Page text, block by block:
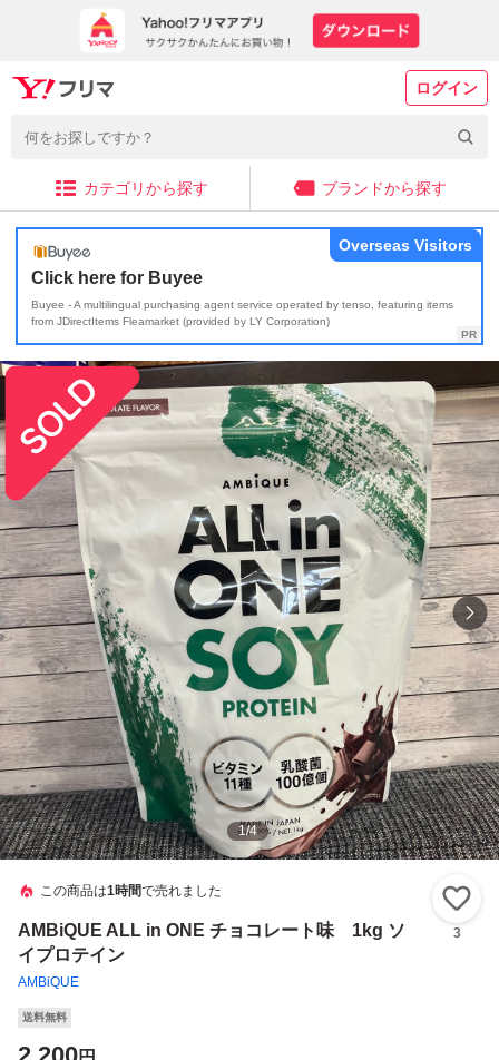
ログイン
カテゴリから探す ブランドから探す
Click here for Buyee
Buyee - A multilingual purchasing agent service operated by tenso, featuring items
from JDirectItems Fleamarket (provided by LY Corporation)
Overseas Visitors
1/4
この商品は1時間で売れました
AMBiQUE ALL in ONE チョコレート味 1kg ソ
イプロテイン
AMBiQUE
3
送料無料